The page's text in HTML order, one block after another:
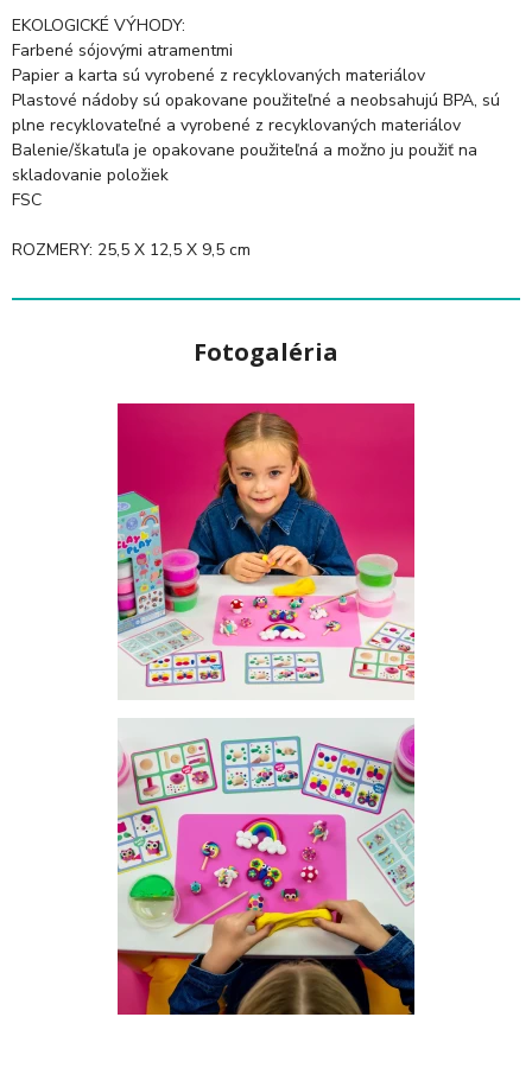
EKOLOGICKÉ VÝHODY:
Farbené sójovými atramentmi
Papier a karta sú vyrobené z recyklovaných materiálov
Plastové nádoby sú opakovane použiteľné a neobsahujú BPA, sú
plne recyklovateľné a vyrobené z recyklovaných materiálov
Balenie/škatuľa je opakovane použiteľná a možno ju použiť na
skladovanie položiek
FSC
ROZMERY: 25,5 X 12,5 X 9,5 cm
Fotogaléria